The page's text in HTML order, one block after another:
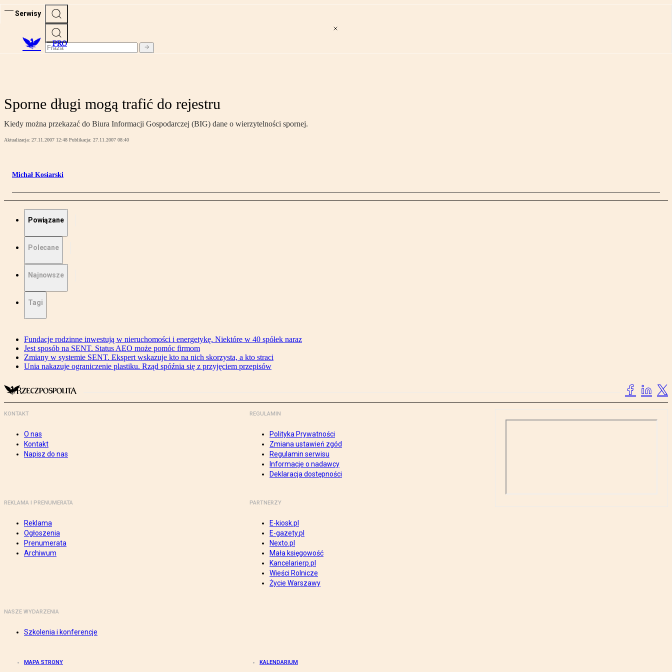
Serwisy
PRO
Sporne długi mogą trafić do rejestru
Kiedy można przekazać do Biura Informacji Gospodarczej (BIG) dane o wierzytelności spornej.
Aktualizacja: 27.11.2007 12:48 Publikacja: 27.11.2007 08:40
Michał Kosiarski
Powiązane
Polecane
Najnowsze
Tagi
Fundacje rodzinne inwestują w nieruchomości i energetykę. Niektóre w 40 spółek naraz
Jest sposób na SENT. Status AEO może pomóc firmom
Zmiany w systemie SENT. Ekspert wskazuje kto na nich skorzysta, a kto straci
Unia nakazuje ograniczenie plastiku. Rząd spóźnia się z przyjęciem przepisów
KONTAKT
O nas
Kontakt
Napisz do nas
REGULAMIN
Polityka Prywatności
Zmiana ustawień zgód
Regulamin serwisu
Informacje o nadawcy
Deklaracja dostępności
REKLAMA I PRENUMERATA
Reklama
Ogłoszenia
Prenumerata
Archiwum
PARTNERZY
E-kiosk.pl
E-gazety.pl
Nexto.pl
Mała księgowość
Kancelarierp.pl
Wieści Rolnicze
Życie Warszawy
NASZE WYDARZENIA
Szkolenia i konferencje
MAPA STRONY KALENDARIUM